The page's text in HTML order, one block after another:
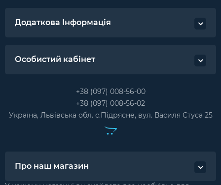
Додаткова Інформація
Особистий кабінет
+38 (097) 008-56-00
+38 (097) 008-56-02
Україна, Львівська обл. с.Підрясне, вул. Василя Стуса 25
Про наш магазин